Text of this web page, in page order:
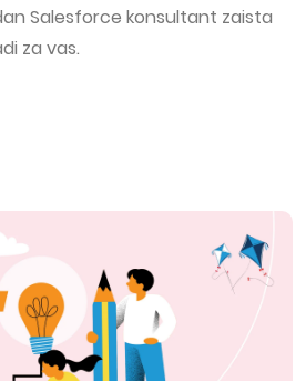
Salesforce konsultant zaista
za vas.